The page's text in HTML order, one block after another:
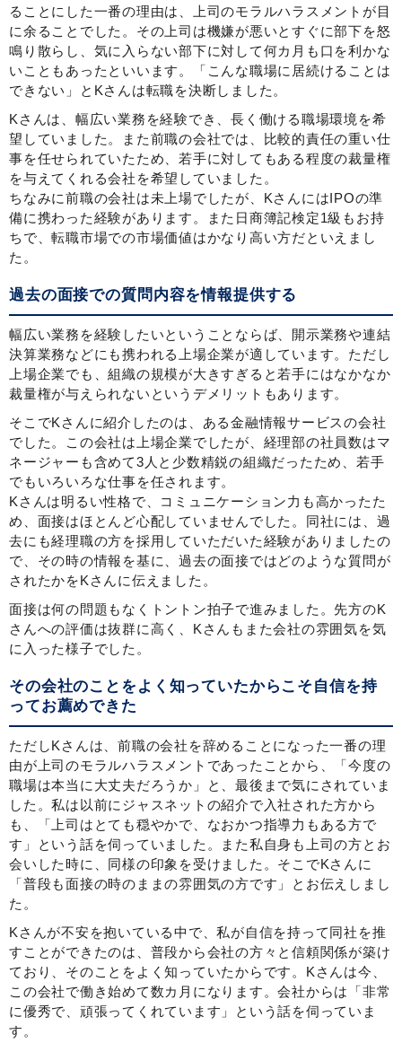
ることにした一番の理由は、上司のモラルハラスメントが目
に余ることでした。その上司は機嫌が悪いとすぐに部下を怒
鳴り散らし、気に入らない部下に対して何カ月も口を利かな
いこともあったといいます。「こんな職場に居続けることは
できない」とKさんは転職を決断しました。
Kさんは、幅広い業務を経験でき、長く働ける職場環境を希
望していました。また前職の会社では、比較的責任の重い仕
事を任せられていたため、若手に対してもある程度の裁量権
を与えてくれる会社を希望していました。
ちなみに前職の会社は未上場でしたが、KさんにはIPOの準
備に携わった経験があります。また日商簿記検定1級もお持
ちで、転職市場での市場価値はかなり高い方だといえまし
た。
過去の面接での質問内容を情報提供する
幅広い業務を経験したいということならば、開示業務や連結
決算業務などにも携われる上場企業が適しています。ただし
上場企業でも、組織の規模が大きすぎると若手にはなかなか
裁量権が与えられないというデメリットもあります。
そこでKさんに紹介したのは、ある金融情報サービスの会社
でした。この会社は上場企業でしたが、経理部の社員数はマ
ネージャーも含めて3人と少数精鋭の組織だったため、若手
でもいろいろな仕事を任されます。
Kさんは明るい性格で、コミュニケーション力も高かったた
め、面接はほとんど心配していませんでした。同社には、過
去にも経理職の方を採用していただいた経験がありましたの
で、その時の情報を基に、過去の面接ではどのような質問が
されたかをKさんに伝えました。
面接は何の問題もなくトントン拍子で進みました。先方のK
さんへの評価は抜群に高く、Kさんもまた会社の雰囲気を気
に入った様子でした。
その会社のことをよく知っていたからこそ自信を持
ってお薦めできた
ただしKさんは、前職の会社を辞めることになった一番の理
由が上司のモラルハラスメントであったことから、「今度の
職場は本当に大丈夫だろうか」と、最後まで気にされていま
した。私は以前にジャスネットの紹介で入社された方から
も、「上司はとても穏やかで、なおかつ指導力もある方で
す」という話を伺っていました。また私自身も上司の方とお
会いした時に、同様の印象を受けました。そこでKさんに
「普段も面接の時のままの雰囲気の方です」とお伝えしまし
た。
Kさんが不安を抱いている中で、私が自信を持って同社を推
すことができたのは、普段から会社の方々と信頼関係が築け
ており、そのことをよく知っていたからです。Kさんは今、
この会社で働き始めて数カ月になります。会社からは「非常
に優秀で、頑張ってくれています」という話を伺っていま
す。